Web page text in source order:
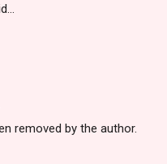
removed by the author.